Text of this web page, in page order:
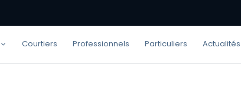
Courtiers Professionnels Particuliers Actualités